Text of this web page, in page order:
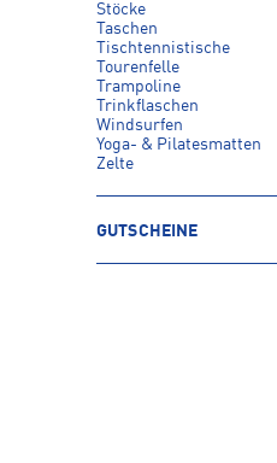
Stöcke
Taschen
Tischtennistische
Tourenfelle
Trampoline
Trinkflaschen
Windsurfen
Yoga- & Pilatesmatten
Zelte
GUTSCHEINE